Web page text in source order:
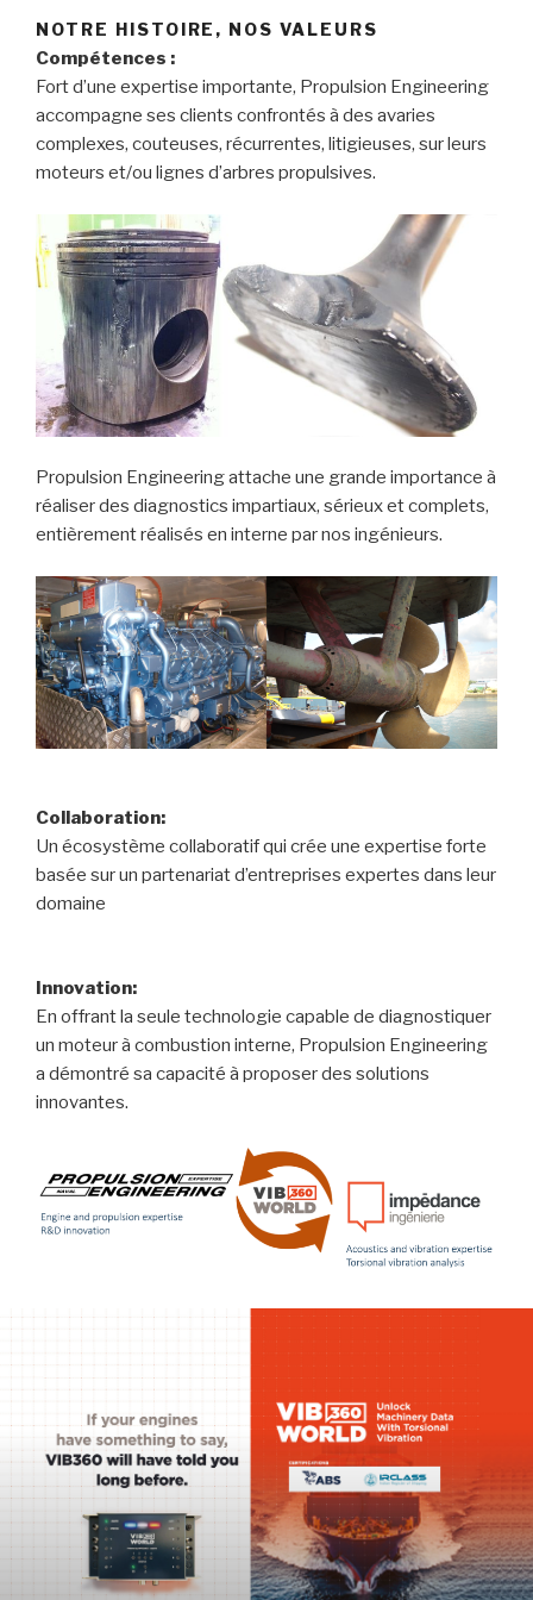
NOTRE HISTOIRE, NOS VALEURS
Compétences :
Fort d’une expertise importante, Propulsion Engineering
accompagne ses clients confrontés à des avaries
complexes, couteuses, récurrentes, litigieuses, sur leurs
moteurs et/ou lignes d’arbres propulsives.
Propulsion Engineering attache une grande importance à
réaliser des diagnostics impartiaux, sérieux et complets,
entièrement réalisés en interne par nos ingénieurs.
Collaboration:
Un écosystème collaboratif qui crée une expertise forte
basée sur un partenariat d’entreprises expertes dans leur
domaine
Innovation:
En offrant la seule technologie capable de diagnostiquer
un moteur à combustion interne, Propulsion Engineering
a démontré sa capacité à proposer des solutions
innovantes.